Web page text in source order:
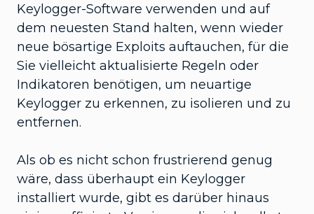
Keylogger-Software verwenden und auf
dem neuesten Stand halten, wenn wieder
neue bösartige Exploits auftauchen, für die
Sie vielleicht aktualisierte Regeln oder
Indikatoren benötigen, um neuartige
Keylogger zu erkennen, zu isolieren und zu
entfernen.
Als ob es nicht schon frustrierend genug
wäre, dass überhaupt ein Keylogger
installiert wurde, gibt es darüber hinaus